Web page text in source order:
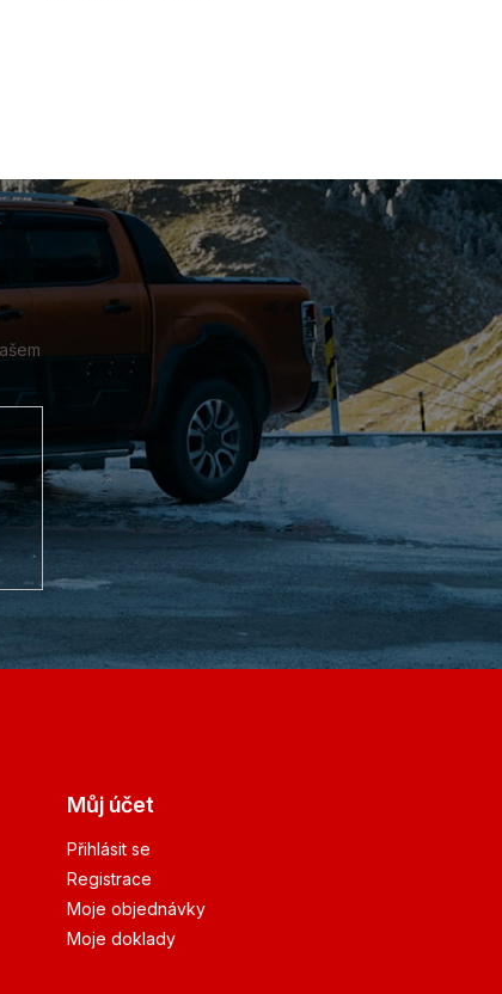
Můj účet
Přihlásit se
Registrace
Moje objednávky
Moje doklady